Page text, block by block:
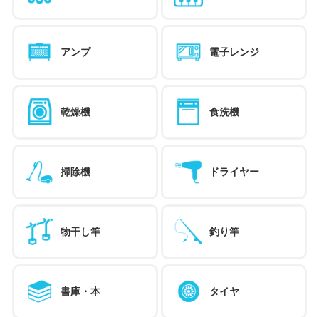
アンプ 電子レンジ
乾燥機 食洗機
掃除機 ドライヤー
物干し竿 釣り竿
書庫・本 タイヤ